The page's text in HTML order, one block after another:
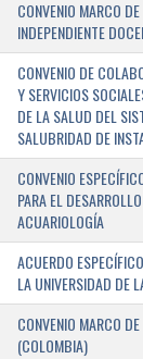
CONVENIO MARCO
INDEPENDIENTE
CONVENIO DE
Y SERVICIOS
DE LA SALUD DEL
SALUBRIDAD DE
CONVENIO
PARA EL
ACUARIOLOGÍA
ACUERDO
LA UNIVERSIDAD DE
CONVENIO MARCO
(COLOMBIA)